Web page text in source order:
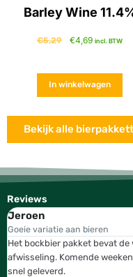
Barley Wine
€5,29 €4,69 incl. BTW
In winkelwagen
Bekijk alle
Reviews
Jeroen
Goeie variatie aan bieren
Het bockbier pakket bevat
afwisseling. Komende
snel geleverd.